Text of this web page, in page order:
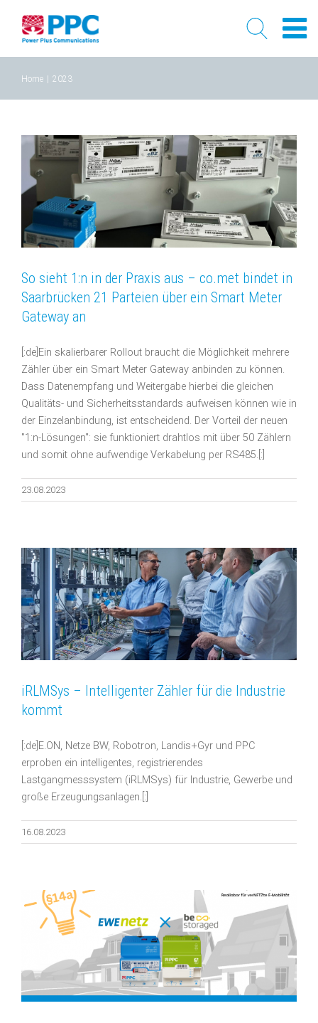
content
Home 2023
So sieht 1:n in der Praxis aus – co.met bindet in
Saarbrücken 21 Parteien über ein Smart Meter
Gateway an
[:de]Ein skalierbarer Rollout braucht die Möglichkeit mehrere
Zähler über ein Smart Meter Gateway anbinden zu können.
Dass Datenempfang und Weitergabe hierbei die gleichen
Qualitäts- und Sicherheitsstandards aufweisen können wie in
der Einzelanbindung, ist entscheidend. Der Vorteil der neuen
"1:n-Lösungen": sie funktioniert drahtlos mit über 50 Zählern
und somit ohne aufwendige Verkabelung per RS485.[:]
23.08.2023
iRLMSys – Intelligenter Zähler für die Industrie
kommt
[:de]E.ON, Netze BW, Robotron, Landis+Gyr und PPC
erproben ein intelligentes, registrierendes
Lastgangmesssystem (iRLMSys) für Industrie, Gewerbe und
große Erzeugungsanlagen.[:]
16.08.2023